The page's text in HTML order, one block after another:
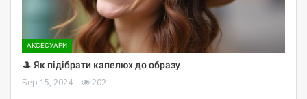
АКСЕСУАРИ
🎩 Як підібрати капелюх до образу
Бер 15, 2024 202